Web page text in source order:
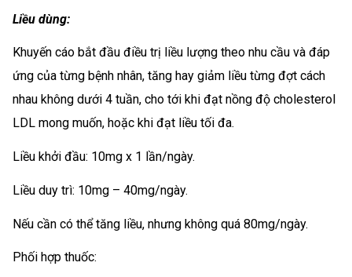
Liều dùng:
Khuyến cáo bắt đầu điều trị liều lượng theo nhu cầu và đáp
ứng của từng bệnh nhân, tăng hay giảm liều từng đợt cách
nhau không dưới 4 tuần, cho tới khi đạt nồng độ cholesterol
LDL mong muốn, hoặc khi đạt liều tối đa.
Liều khởi đầu: 10mg x 1 lần/ngày.
Liều duy trì: 10mg – 40mg/ngày.
Nếu cần có thể tăng liều, nhưng không quá 80mg/ngày.
Phối hợp thuốc: